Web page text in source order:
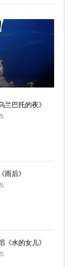
巴托的夜》
后》
水的女儿》